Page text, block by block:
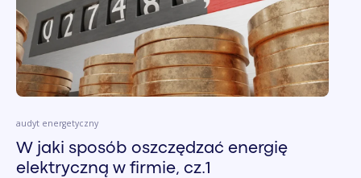
audyt energetyczny
W jaki sposób oszczędzać energię
elektryczną w firmie, cz.1